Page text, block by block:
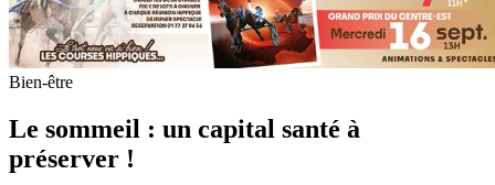
Bien-être
Le sommeil : un capital santé à
préserver !